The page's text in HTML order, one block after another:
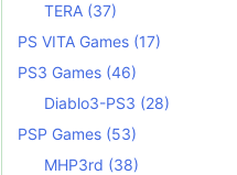
TERA (37)
PS VITA Games (17)
PS3 Games (46)
Diablo3-PS3 (28)
PSP Games (53)
MHP3rd (38)